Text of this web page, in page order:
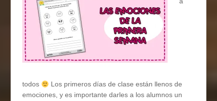
todos
Los primeros días de clase están llenos de
emociones, y es importante darles a los alumnos un